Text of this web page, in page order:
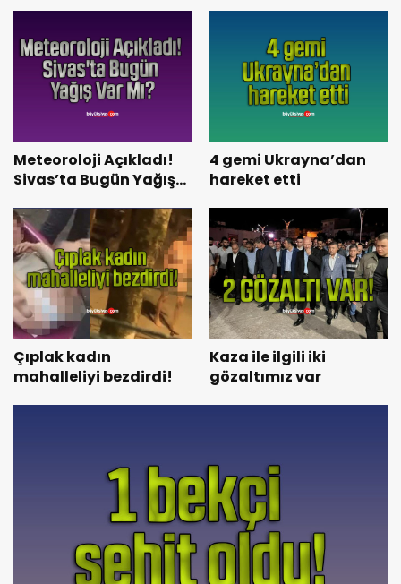
Meteoroloji Açıkladı!
Sivas’ta Bugün Yağış
4 gemi Ukrayna’dan
hareket etti
Çıplak kadın
mahalleliyi bezdirdi!
Kaza ile ilgili iki
gözaltımız var